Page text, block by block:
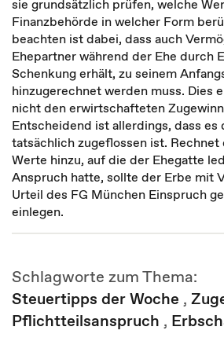
sie grundsätzlich prüfen, welche
Finanzbehörde in welcher Form
beachten ist dabei, dass auch
Ehepartner während der Ehe durch
Schenkung erhält, zu seinem
hinzugerechnet werden muss. Dies
nicht den erwirtschafteten
Entscheidend ist allerdings, dass es
tatsächlich zugeflossen ist. Rechnet
Werte hinzu, auf die der Ehegatte
Anspruch hatte, sollte der Erbe mit
Urteil des FG München Einspruch
einlegen.
Schlagworte zum Thema:
Steuertipps der Woche ,
Pflichtteilsanspruch ,